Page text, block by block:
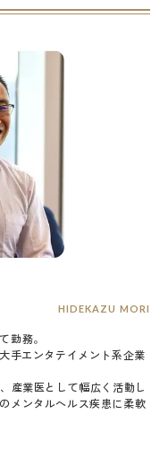
HIDEKAZU MORI
勤務。
手エンタテイメント系企業
産業医として幅広く活動し
メンタルヘルス疾患に柔軟